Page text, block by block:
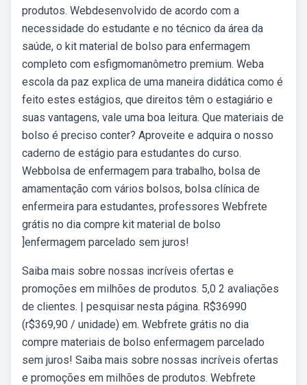
produtos. Webdesenvolvido de acordo com a
necessidade do estudante e no técnico da área da
saúde, o kit material de bolso para enfermagem
completo com esfigmomanômetro premium. Weba
escola da paz explica de uma maneira didática como é
feito estes estágios, que direitos têm o estagiário e
suas vantagens, vale uma boa leitura. Que materiais de
bolso é preciso conter? Aproveite e adquira o nosso
caderno de estágio para estudantes do curso.
Webbolsa de enfermagem para trabalho, bolsa de
amamentação com vários bolsos, bolsa clínica de
enfermeira para estudantes, professores Webfrete
grátis no dia compre kit material de bolso
]enfermagem parcelado sem juros!
Saiba mais sobre nossas incríveis ofertas e
promoções em milhões de produtos. 5,0 2 avaliações
de clientes. | pesquisar nesta página. R$36990
(r$369,90 / unidade) em. Webfrete grátis no dia
compre materiais de bolso enfermagem parcelado
sem juros! Saiba mais sobre nossas incríveis ofertas
e promoções em milhões de produtos. Webfrete